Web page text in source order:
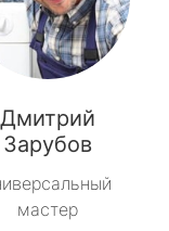
Дмитрий
Зарубов
мастер